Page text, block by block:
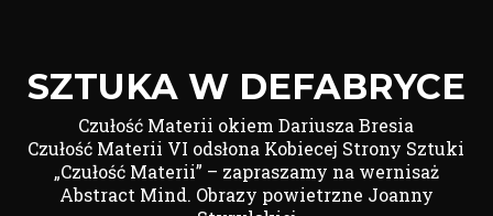
SZTUKA W DEFABRYCE
Czułość Materii okiem Dariusza Bresia
Czułość Materii VI odsłona Kobiecej Strony Sztuki
„Czułość Materii” – zapraszamy na wernisaż
Abstract Mind. Obrazy powietrzne Joanny